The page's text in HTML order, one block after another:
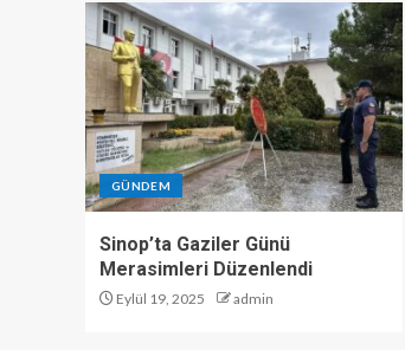
GÜNDEM
Sinop’ta Gaziler Günü
Merasimleri Düzenlendi
Eylül 19, 2025 admin